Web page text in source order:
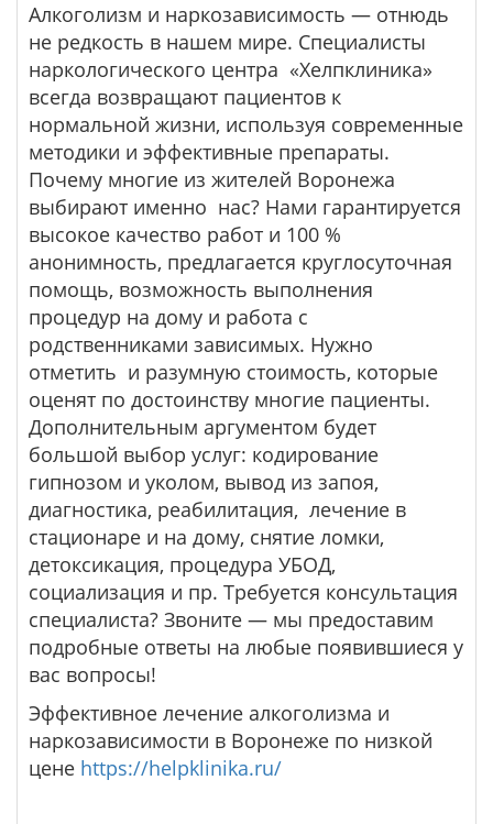
Алкоголизм и наркозависимость — отнюдь
не редкость в нашем мире. Специалисты
наркологического центра «Хелпклиника»
всегда возвращают пациентов к
нормальной жизни, используя современные
методики и эффективные препараты.
Почему многие из жителей Воронежа
выбирают именно нас? Нами гарантируется
высокое качество работ и 100 %
анонимность, предлагается круглосуточная
помощь, возможность выполнения
процедур на дому и работа с
родственниками зависимых. Нужно
отметить и разумную стоимость, которые
оценят по достоинству многие пациенты.
Дополнительным аргументом будет
большой выбор услуг: кодирование
гипнозом и уколом, вывод из запоя,
диагностика, реабилитация, лечение в
стационаре и на дому, снятие ломки,
детоксикация, процедура УБОД,
социализация и пр. Требуется консультация
специалиста? Звоните — мы предоставим
подробные ответы на любые появившиеся у
вас вопросы!
Эффективное лечение алкоголизма и
наркозависимости в Воронеже по низкой
цене https://helpklinika.ru/